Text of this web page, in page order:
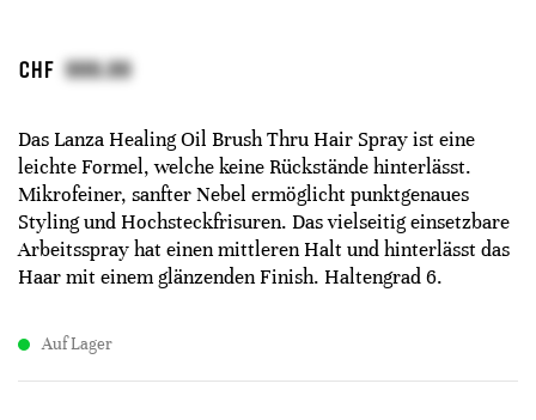
CHF
Das Lanza Healing Oil Brush Thru Hair Spray ist eine
leichte Formel, welche keine Rückstände hinterlässt.
Mikrofeiner, sanfter Nebel ermöglicht punktgenaues
Styling und Hochsteckfrisuren. Das vielseitig einsetzbare
Arbeitsspray hat einen mittleren Halt und hinterlässt das
Haar mit einem glänzenden Finish. Haltengrad 6.
Auf Lager